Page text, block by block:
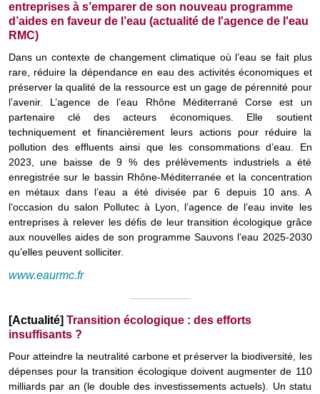
entreprises à s’emparer de son nouveau programme
d’aides en faveur de l’eau (actualité de l'agence de l'eau
RMC)
Dans un contexte de changement climatique où l’eau se fait plus
rare, réduire la dépendance en eau des activités économiques et
préserver la qualité de la ressource est un gage de pérennité pour
l’avenir. L’agence de l’eau Rhône Méditerrané Corse est un
partenaire clé des acteurs économiques. Elle soutient
techniquement et financièrement leurs actions pour réduire la
pollution des effluents ainsi que les consommations d’eau. En
2023, une baisse de 9 % des prélèvements industriels a été
enregistrée sur le bassin Rhône-Méditerranée et la concentration
en métaux dans l’eau a été divisée par 6 depuis 10 ans. A
l’occasion du salon Pollutec à Lyon, l’agence de l’eau invite les
entreprises à relever les défis de leur transition écologique grâce
aux nouvelles aides de son programme Sauvons l’eau 2025-2030
qu’elles peuvent solliciter.
www.eaurmc.fr
[Actualité] Transition écologique : des efforts
insuffisants ?
Pour atteindre la neutralité carbone et préserver la biodiversité, les
dépenses pour la transition écologique doivent augmenter de 110
milliards par an (le double des investissements actuels). Un statu